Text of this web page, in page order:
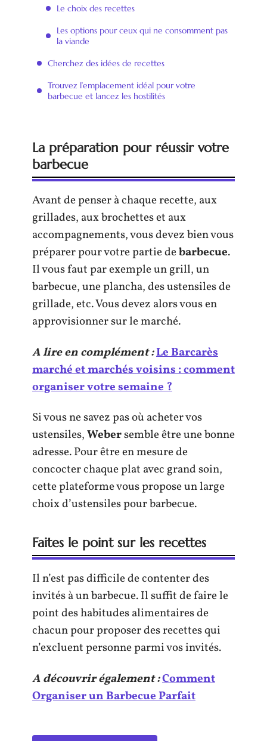
Le choix des recettes
Les options pour ceux qui ne consomment pas
la viande
Cherchez des idées de recettes
Trouvez l’emplacement idéal pour votre
barbecue et lancez les hostilités
La préparation pour réussir votre
barbecue
Avant de penser à chaque recette, aux
grillades, aux brochettes et aux
accompagnements, vous devez bien vous
préparer pour votre partie debarbecue.
Il vous faut par exemple un grill, un
barbecue, une plancha, des ustensiles de
grillade, etc. Vous devez alors vous en
approvisionner sur le marché.
A lire en complément :Le Barcarès
marché et marchés voisins : comment
organiser votre semaine ?
Si vous ne savez pas où acheter vos
ustensiles,Webersemble être une bonne
adresse. Pour être en mesure de
concocter chaque plat avec grand soin,
cette plateforme vous propose un large
choix d’ustensiles pour barbecue.
Faites le point sur les recettes
Il n’est pas difficile de contenter des
invités à un barbecue. Il suffit de faire le
point des habitudes alimentaires de
chacun pour proposer des recettes qui
n’excluent personne parmi vos invités.
A découvrir également :Comment
Organiser un Barbecue Parfait